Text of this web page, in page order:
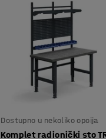
Dostupno u nekoliko opcija
Komplet radionički sto